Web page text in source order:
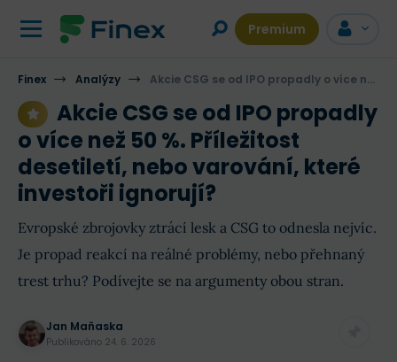
Premium
Finex Analýzy Akcie CSG se od IPO propadly o více než 50 %. Příležitost desetiletí, nebo varování, které investoři ignorují?
Akcie CSG se od IPO propadly
o více než 50 %. Příležitost
desetiletí, nebo varování, které
investoři ignorují?
Evropské zbrojovky ztrácí lesk a CSG to odnesla nejvíc.
Je propad reakcí na reálné problémy, nebo přehnaný
trest trhu? Podívejte se na argumenty obou stran.
Jan Maňaska
Publikováno 24. 6. 2026